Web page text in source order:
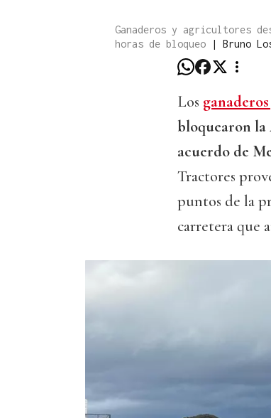
Ganaderos y agricultores
horas de bloqueo
| Bruno
Los
bloquearon la
acuerdo de
Tractores
puntos de la
carretera que